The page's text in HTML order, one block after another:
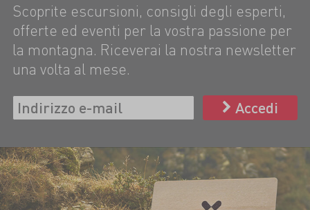
Scoprite escursioni, consigli degli esperti,
offerte ed eventi per la vostra passione per
la montagna. Riceverai la nostra newsletter
una volta al mese.
Accedi